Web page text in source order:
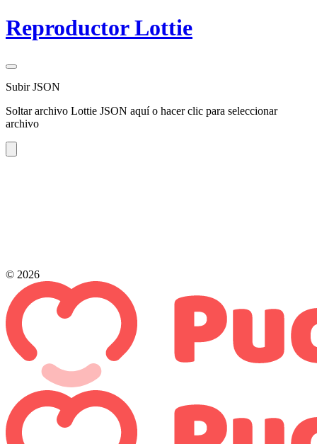
Reproductor Lottie
Subir JSON
Soltar archivo Lottie JSON aquí o hacer clic para seleccionar
archivo
© 2026